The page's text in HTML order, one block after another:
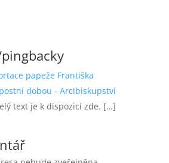
papeže Františka
dobou - Arcibiskupství
text je k dispozici zde. […]